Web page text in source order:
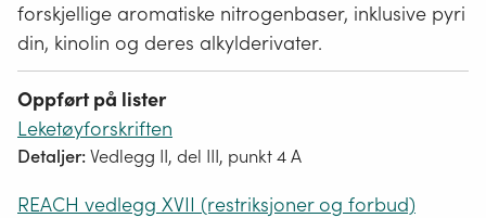
forskjellige aromatiske nitrogenbaser, inklusive pyri
din, kinolin og deres alkylderivater.
Oppført på lister
Leketøyforskriften
Detaljer:Vedlegg II, del III, punkt 4 A
REACH vedlegg XVII (restriksjoner og forbud)